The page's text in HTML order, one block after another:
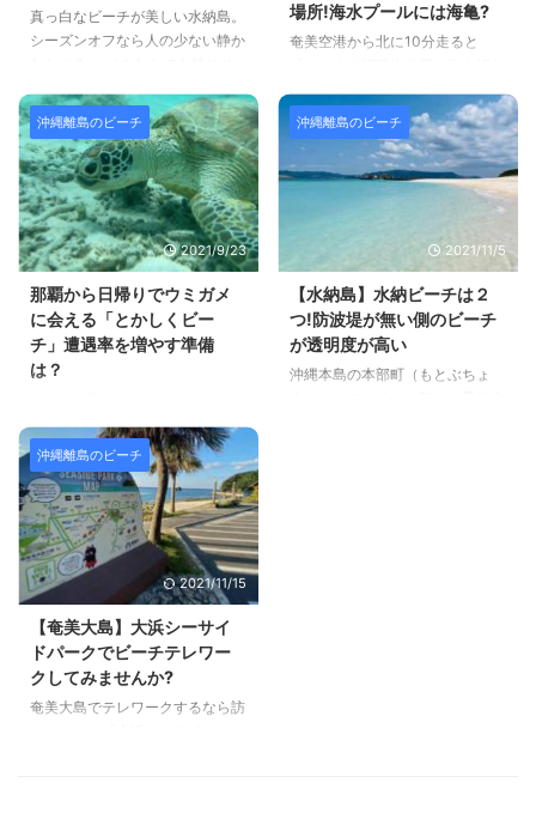
真っ白なビーチが美しい水納島。
シーズンオフなら人の少ない静か
が西の浜ビーチです。 白い砂浜
の美しさだけではない水納島の岩
礁ビーチの美しさを堪能できま
す。 ひっそりとテレワークでき
ますが、草むらの近くはハブが出
るかのせいもありますので、炎天
下の広い場所にしてください。
です。 Contents（目次） 西の浜
ビーチビーチのサマリー西の浜ビ
ーチの魅力とおすすめ西の浜ビー
チでテレワーク西の浜ビーチの海
場所!海水プールには海亀?
奄美空港から北に10分走ると
ら見下ろせる絶景の場所で、広々
とした開放的な芝生の公園に東屋
が建てられていてテレワークに良
いところ。 そして、広い公園の
エリア内には海水プールもあり、
す。 実は私が訪問したときは仕
事を一生懸命にしていて、また海
水プールだからたいしたことない
だろうと思い、下まで降りて泳ぎ
ませんでしたが失敗でした。次回
訪問時は行きます！ ちなみに、
「あやまる」とは、謝るとの意味
沖縄離島のビーチ
2021/9/23
那覇から日帰りでウミガメ
に会える「とかしくビー
チ」遭遇率を増やす準備
は？
に泳いでみたくないですか？ 沖
縄でウミガメを見るには宮古島な
どの離島に行かなければと考えま
すよね。 じつは、那覇から日帰
りで気楽にウミガメを見に行ける
場所があります。那覇に仕事やワ
ーケーションで来たときには1日
休みを作ればウミガメに会いに行
けますよ。 場所は渡嘉敷島（と
かしきじま）の「とかしくビー
チ」です。 Contents（目次） 那
覇から船で35分の渡嘉敷島（と
かしき）渡嘉敷島でウミガメを見
沖縄離島のビーチ
2021/11/5
【水納島】水納ビーチは２
つ!防波堤が無い側のビーチ
が透明度が高い
沖縄本島の本部町（もとぶちょ
沖縄離島のビーチ
2021/11/15
【奄美大島】大浜シーサイ
ドパークでビーチテレワー
クしてみませんか?
奄美大島でテレワークするなら訪